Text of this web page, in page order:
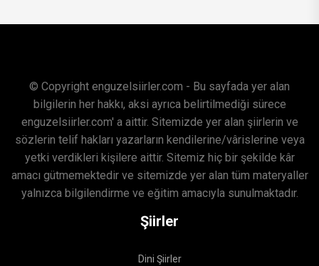
© Copyright enguzelsiirler.com - Bu sayfada yer alan
bilgilerin her hakkı, aksi ayrıca belirtilmediği sürece
enguzelsiirler.com' a aittir. Sitemizde yer alan şiirlerin ve
sözlerin telif hakları yazarların kendilerine/vârislerine veya
yetki verdikleri kişilere aittir. Sitemiz hiç bir şekilde kâr
amacı gütmemektedir ve sitemizde yer alan tüm materyaller
yalnızca bilgilendirme ve eğitim amacıyla sunulmaktadır.
Şiirler
Dini Şiirler